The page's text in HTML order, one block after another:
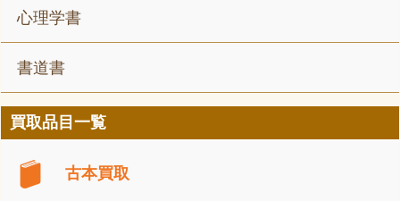
心理学書
書道書
買取品目一覧
古本買取